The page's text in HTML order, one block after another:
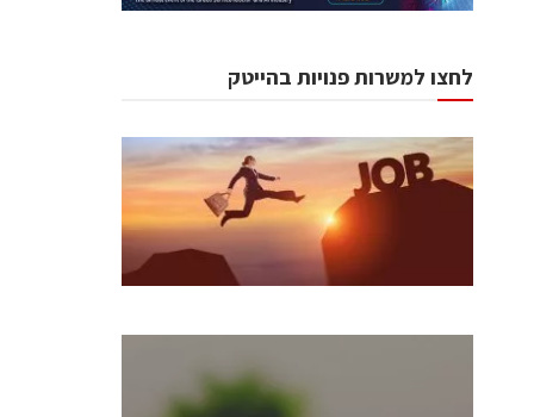
לחצו למשרות פנויות בהייטק